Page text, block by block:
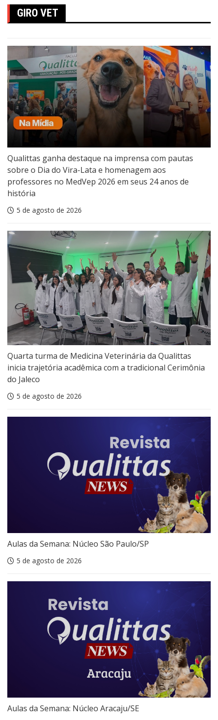
GIRO VET
Qualittas ganha destaque na imprensa com pautas
sobre o Dia do Vira-Lata e homenagem aos
professores no MedVep 2026 em seus 24 anos de
história
5 de agosto de 2026
Quarta turma de Medicina Veterinária da Qualittas
inicia trajetória acadêmica com a tradicional Cerimônia
do Jaleco
5 de agosto de 2026
Aulas da Semana: Núcleo São Paulo/SP
5 de agosto de 2026
Aulas da Semana: Núcleo Aracaju/SE